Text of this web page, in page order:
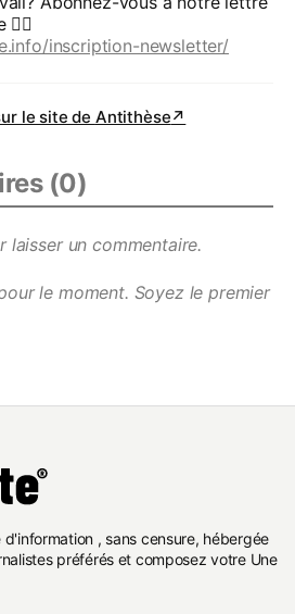
inscription-newsletter/
le site de Antithèse↗
(0)
laisser un commentaire.
le moment. Soyez le premier
, sans censure, hébergée
préférés et composez votre Une